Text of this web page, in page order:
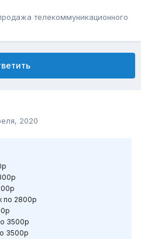
телекоммуникационного
2020
по 2800р
3500р
3500р